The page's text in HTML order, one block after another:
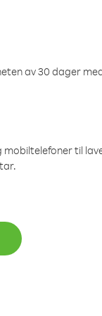
av 30 dager
til